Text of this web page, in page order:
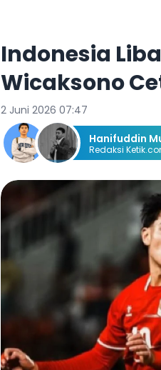
Indonesia
Wicaksono
2 Juni 2026 07:47
Hanifuddin
Redaksi